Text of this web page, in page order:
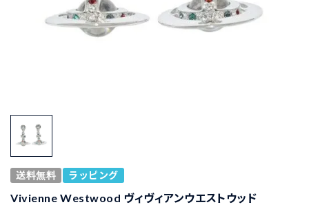
送料無料 ラッピング
Vivienne Westwood ヴィヴィアンウエストウッド